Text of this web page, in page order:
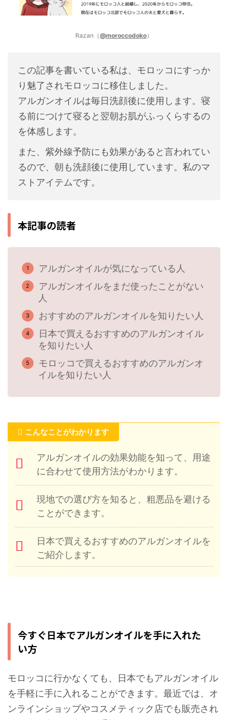
Razan（@moroccodoko）
この記事を書いている私は、モロッコにすっか
り魅了されモロッコに移住しました。
アルガンオイルは毎日洗顔後に使用します。寝
る前につけて寝ると翌朝お肌がふっくらするの
を体感します。
また、紫外線予防にも効果があると言われてい
るので、朝も洗顔後に使用しています。私のマ
ストアイテムです。
本記事の読者
アルガンオイルが気になっている人
アルガンオイルをまだ使ったことがない
人
おすすめのアルガンオイルを知りたい人
日本で買えるおすすめのアルガンオイル
を知りたい人
モロッコで買えるおすすめのアルガンオ
イルを知りたい人
こんなことがわかります
アルガンオイルの効果効能を知って、用途
に合わせて使用方法がわかります。
現地での選び方を知ると、粗悪品を避ける
ことができます。
日本で買えるおすすめのアルガンオイルを
ご紹介します。
今すぐ日本でアルガンオイルを手に入れた
い方
モロッコに行かなくても、日本でもアルガンオイル
を手軽に手に入れることができます。最近では、オ
ンラインショップやコスメティック店でも販売され